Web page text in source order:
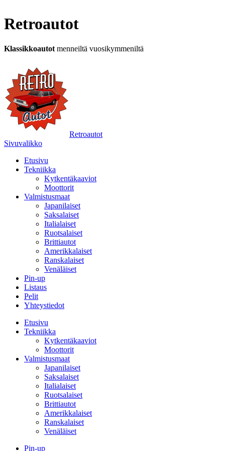
Retroautot
Klassikkoautot menneiltä vuosikymmeniltä
Retroautot
Sivuvalikko
Etusivu
Tekniikka
Kytkentäkaaviot
Moottorit
Valmistusmaat
Japanilaiset
Saksalaiset
Italialaiset
Ruotsalaiset
Brittiautot
Amerikkalaiset
Ranskalaiset
Venäläiset
Pin-up
Listaus
Pelit
Yhteystiedot
Etusivu
Tekniikka
Kytkentäkaaviot
Moottorit
Valmistusmaat
Japanilaiset
Saksalaiset
Italialaiset
Ruotsalaiset
Brittiautot
Amerikkalaiset
Ranskalaiset
Venäläiset
Pin-up